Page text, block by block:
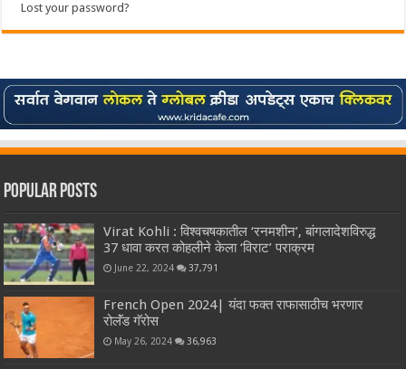
Lost your password?
Popular Posts
Virat Kohli : विश्वचषकातील ‘रनमशीन’, बांगलादेशविरुद्ध
37 धावा करत कोहलीने केला ‘विराट’ पराक्रम
June 22, 2024 37,791
French Open 2024| यंदा फक्त राफासाठीच भरणार
रोलॅंड गॅरोस
May 26, 2024 36,963